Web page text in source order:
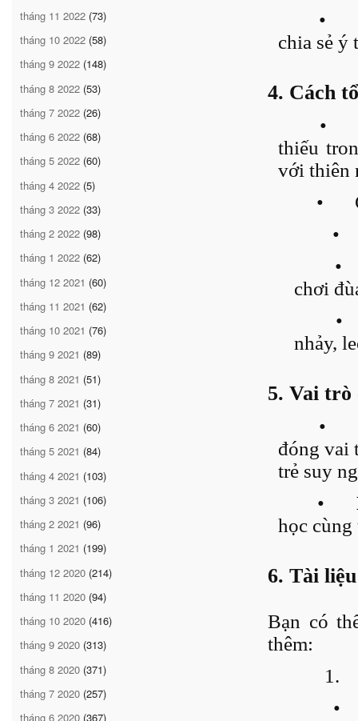
tháng 11 2022 (73)
tháng 10 2022 (58)
tháng 9 2022 (148)
tháng 8 2022 (53)
tháng 7 2022 (26)
tháng 6 2022 (68)
tháng 5 2022 (60)
tháng 4 2022 (5)
tháng 3 2022 (33)
tháng 2 2022 (98)
tháng 1 2022 (62)
tháng 12 2021 (60)
tháng 11 2021 (62)
tháng 10 2021 (76)
tháng 9 2021 (89)
tháng 8 2021 (51)
tháng 7 2021 (31)
tháng 6 2021 (60)
tháng 5 2021 (84)
tháng 4 2021 (103)
tháng 3 2021 (106)
tháng 2 2021 (96)
tháng 1 2021 (199)
tháng 12 2020 (214)
tháng 11 2020 (94)
tháng 10 2020 (416)
tháng 9 2020 (313)
tháng 8 2020 (371)
tháng 7 2020 (257)
tháng 6 2020 (367)
•
chia sẻ ý
4. Cách
•
thiếu
với thiên
•
•
•
chơi
•
nhảy,
5. Vai trò
•
đóng vai
trẻ suy
•
học cùng
6. Tài
Bạn có
thêm:
1.
•